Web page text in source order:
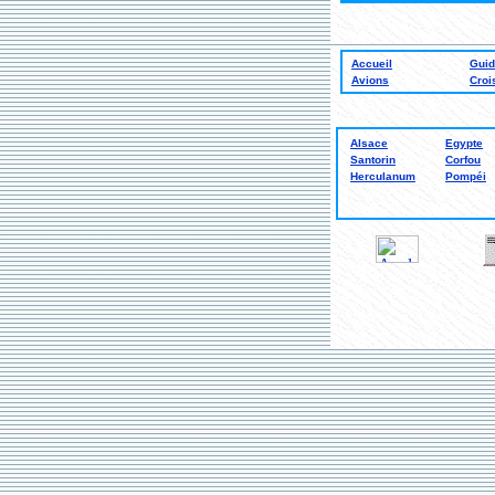
Accueil
Avions
Alsace
Egypte
Santorin
Corfou
Herculanum
Pompéi